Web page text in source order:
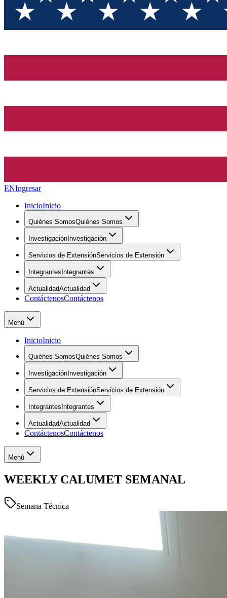
ENIngresar
InicioInicio
Quiénes SomosQuiénes Somos
Investigación Investigación
Servicios de ExtensiónServicios de Extensión
Integrantes Integrantes
ActualidadActualidad
ContáctenosContáctenos
Menú
InicioInicio
Quiénes SomosQuiénes Somos
Investigación Investigación
Servicios de ExtensiónServicios de Extensión
Integrantes Integrantes
ActualidadActualidad
ContáctenosContáctenos
Menú
WEEKLY CALUMET SEMANAL
Semana Técnica